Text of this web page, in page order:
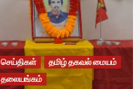
செய்திகள்
தமிழ் தகவல் மையம்
தலையங்கம்